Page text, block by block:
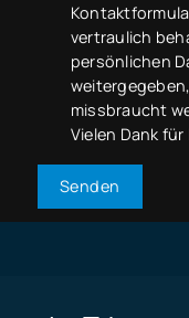
vertraulich
persönlichen
missbraucht
Vielen Dank
Senden